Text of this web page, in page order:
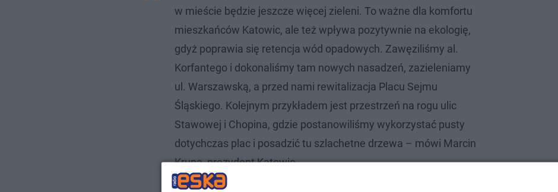
w mieście będzie jeszcze więcej zieleni. To ważne dla komfortu
mieszkańców Katowic, ale też wpływa pozytywnie na ekologię,
gdyż poprawia się retencja wód opadowych. Zawęziliśmy al.
Korfantego i dokonaliśmy tam nowych nasadzeń, zazieleniamy
ul. Warszawską, a przed nami rewitalizacja Placu Sejmu
Śląskiego. Kolejnym przykładem jest przestrzeń na rogu ulic
Stawowej i Chopina, gdzie postanowiliśmy wykorzystać pusty
dotychczas plac i posadzić tu szlachetne drzewa – mówi Marcin
Krupa, prezydent Katowic.